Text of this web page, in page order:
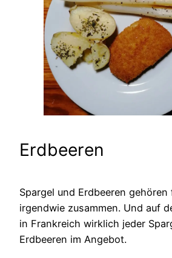
Erdbeeren
Spargel und Erdbeeren gehören
irgendwie zusammen. Und auf
in Frankreich wirklich jeder
Erdbeeren im Angebot.